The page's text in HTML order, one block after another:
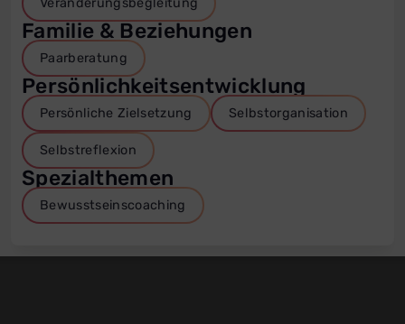
Veränderungsbegleitung
Familie & Beziehungen
Paarberatung
Persönlichkeitsentwicklung
Persönliche Zielsetzung Selbstorganisation
Selbstreflexion
Spezialthemen
Bewusstseinscoaching